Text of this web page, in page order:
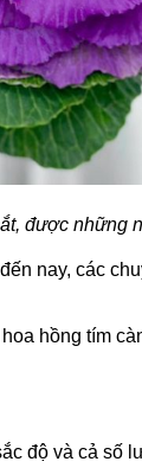
được những
nay, các
hồng tím
độ và cả số